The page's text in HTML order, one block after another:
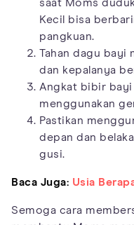
saat Moms
Kecil bisa
pangkuan.
Tahan dagu bayi
dan kepalanya
Angkat bibir
menggunakan
Pastikan
depan dan
gusi.
Baca Juga: Usia
Semoga cara